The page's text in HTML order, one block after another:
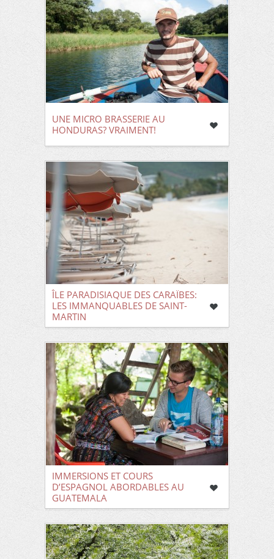
UNE MICRO BRASSERIE AU
HONDURAS? VRAIMENT!
ÎLE PARADISIAQUE DES CARAÏBES:
LES IMMANQUABLES DE SAINT-
MARTIN
IMMERSIONS ET COURS
D’ESPAGNOL ABORDABLES AU
GUATEMALA